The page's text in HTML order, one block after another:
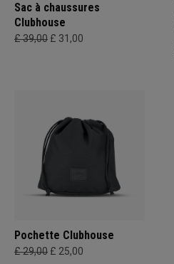
Sac à chaussures
Clubhouse
£ 39,00 £ 31,00
Pochette Clubhouse
£ 29,00 £ 25,00